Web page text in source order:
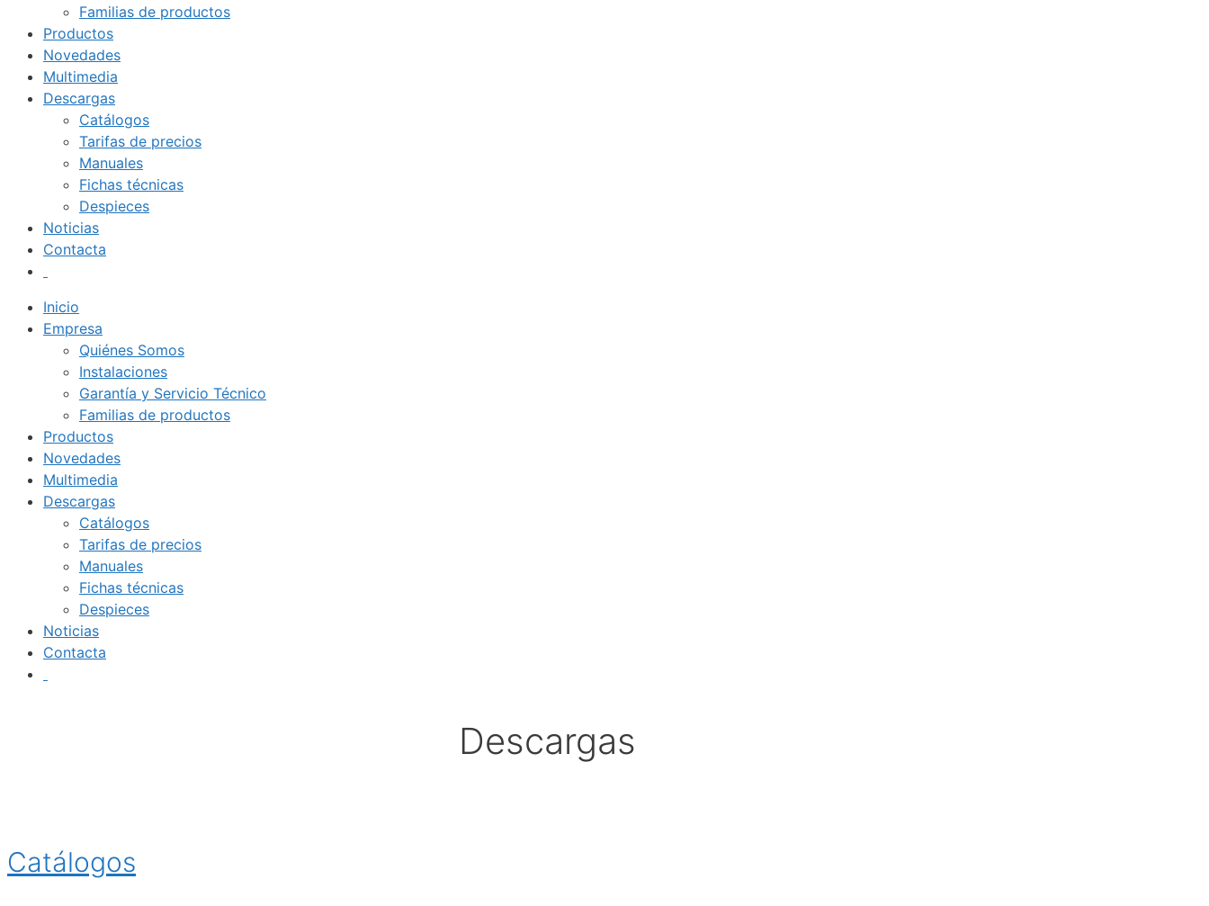
Familias de productos
Productos
Novedades
Multimedia
Descargas
Catálogos
Tarifas de precios
Manuales
Fichas técnicas
Despieces
Noticias
Contacta
Inicio
Empresa
Quiénes Somos
Instalaciones
Garantía y Servicio Técnico
Familias de productos
Productos
Novedades
Multimedia
Descargas
Catálogos
Tarifas de precios
Manuales
Fichas técnicas
Despieces
Noticias
Contacta
Descargas
Catálogos